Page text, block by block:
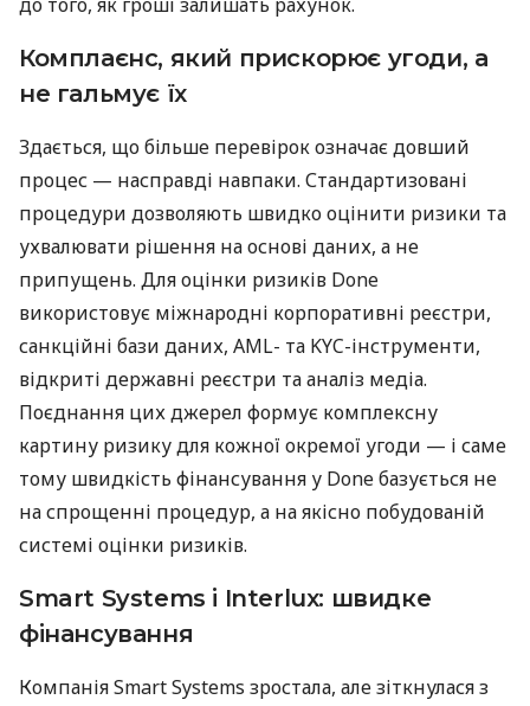
до того, як гроші залишать рахунок.
Комплаєнс, який прискорює угоди, а
не гальмує їх
Здається, що більше перевірок означає довший
процес — насправді навпаки. Стандартизовані
процедури дозволяють швидко оцінити ризики та
ухвалювати рішення на основі даних, а не
припущень. Для оцінки ризиків Done
використовує міжнародні корпоративні реєстри,
санкційні бази даних, AML- та KYC-інструменти,
відкриті державні реєстри та аналіз медіа.
Поєднання цих джерел формує комплексну
картину ризику для кожної окремої угоди — і саме
тому швидкість фінансування у Done базується не
на спрощенні процедур, а на якісно побудованій
системі оцінки ризиків.
Smart Systems і Interlux: швидке
фінансування
Компанія Smart Systems зростала, але зіткнулася з